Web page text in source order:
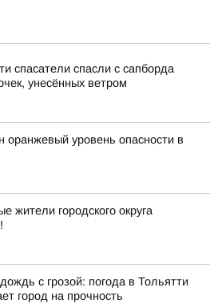
спасатели спасли с сапборда
унесённых ветром
оранжевый уровень опасности в
жители городского округа
с грозой: погода в Тольятти
город на прочность